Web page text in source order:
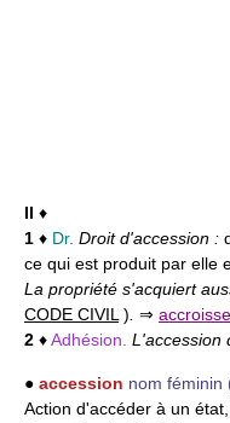
II ♦
1 ♦ Dr. Droit d'accession :
ce qui est produit par elle
La propriété s'acquiert
CODE CIVIL). ⇒
2 ♦Adhésion. L'accession
● accession nom féminin
Action d'accéder à un